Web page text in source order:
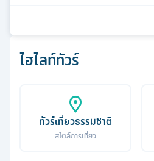
ไฮไลท์ทัวร์
ทัวร์เที่ยวธรรมชาติ
สไตล์การเที่ยว